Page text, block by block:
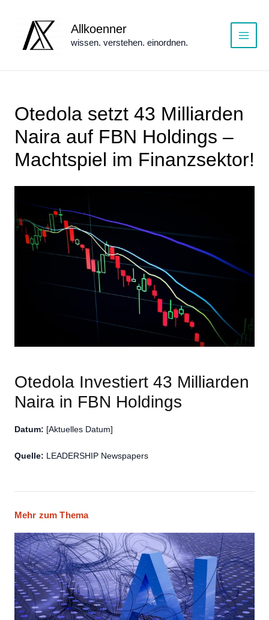
springen
Allkoenner
wissen. verstehen. einordnen.
Main
Otedola setzt 43 Milliarden
Naira auf FBN Holdings –
Machtspiel im Finanzsektor!
Otedola Investiert 43 Milliarden
Naira in FBN Holdings
Datum: [Aktuelles Datum]
Quelle: LEADERSHIP Newspapers
Mehr zum Thema